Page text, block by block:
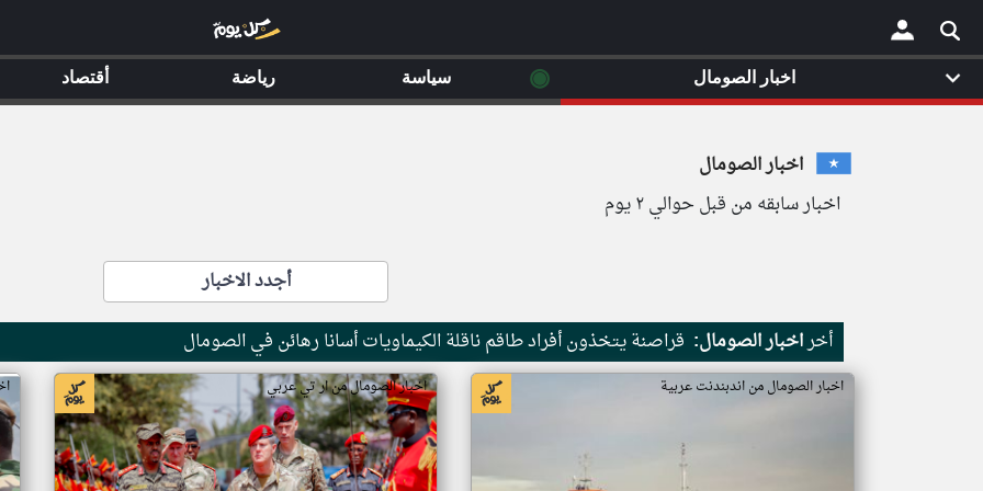
×
اخبار الصومال
اخبار سابقه من قبل حوالي ٢ يوم
أجدد الاخبار
أخراخبار الصومال: قراصنة يتخذون أفراد طاقم ناقلة الكيماويات أسانا رهائن في الصومال
اخبار الصومال من اندبندنت عربية اخبار الصومال من ار تي عربي
اخبار الصومال ◉ سياسة رياضة أقتصاد